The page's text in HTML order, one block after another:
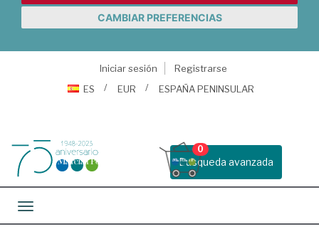
CAMBIAR PREFERENCIAS
Iniciar sesión
Registrarse
ES
EUR ESPAÑA PENINSULAR
Busqueda avanzada
0
Toggle navigation